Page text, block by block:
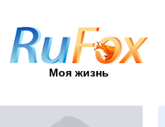
Моя жизнь